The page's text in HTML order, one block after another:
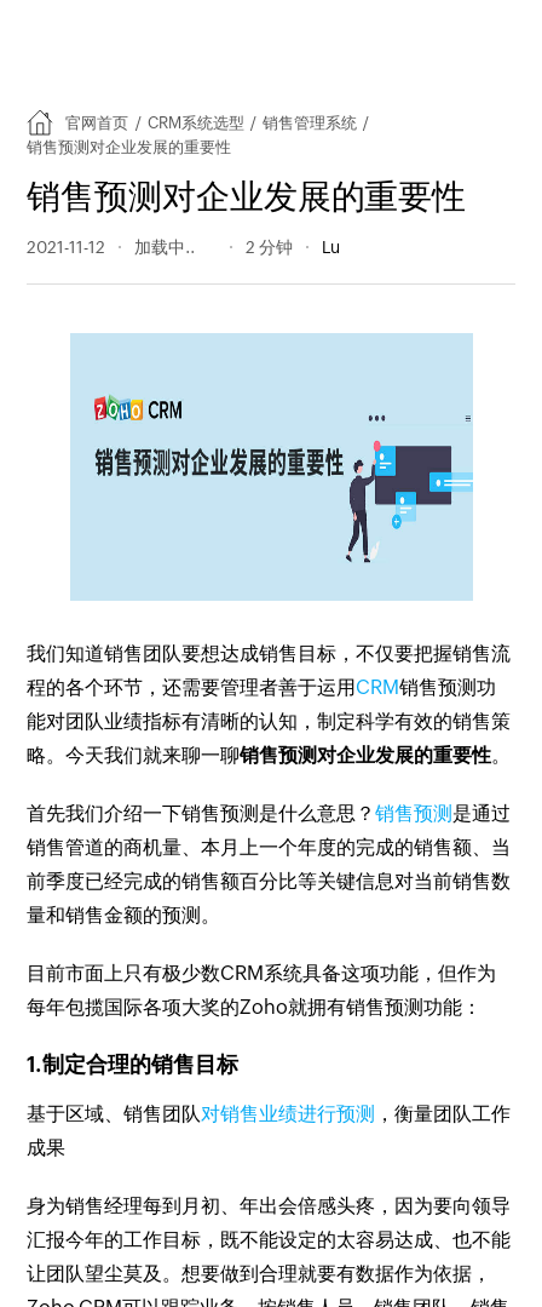
官网首页 / CRM系统选型 / 销售管理系统 /
销售预测对企业发展的重要性
销售预测对企业发展的重要性
2021-11-12 767 阅读量 2 分钟 Lu
我们知道销售团队要想达成销售目标，不仅要把握销售流
程的各个环节，还需要管理者善于运用CRM销售预测功
能对团队业绩指标有清晰的认知，制定科学有效的销售策
略。今天我们就来聊一聊销售预测对企业发展的重要性。
首先我们介绍一下销售预测是什么意思？销售预测 是通过
销售管道的商机量、本月上一个年度的完成的销售额、当
前季度已经完成的销售额百分比等关键信息对当前销售数
量和销售金额的预测。
目前市面上只有极少数CRM系统具备这项功能，但作为
每年包揽国际各项大奖的Zoho就拥有销售预测功能：
1.制定合理的销售目标
基于区域、销售团队对销售业绩进行预测 ，衡量团队工作
成果
身为销售经理每到月初、年出会倍感头疼，因为要向领导
汇报今年的工作目标，既不能设定的太容易达成、也不能
让团队望尘莫及。想要做到合理就要有数据作为依据，